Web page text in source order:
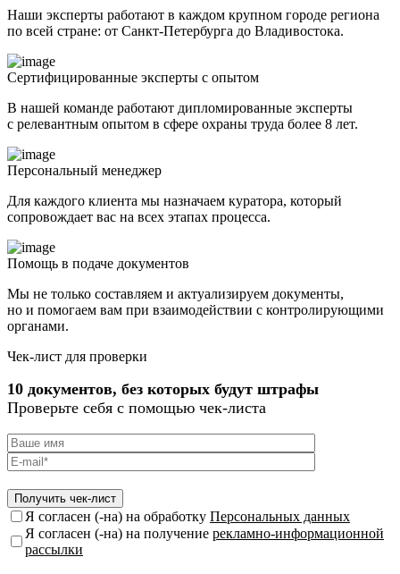
Наши эксперты работают в каждом крупном городе региона
по всей стране: от Санкт-Петербурга до Владивостока.
Сертифицированные эксперты с опытом
В нашей команде работают дипломированные эксперты
с релевантным опытом в сфере охраны труда более 8 лет.
Персональный менеджер
Для каждого клиента мы назначаем куратора, который
сопровождает вас на всех этапах процесса.
Помощь в подаче документов
Мы не только составляем и актуализируем документы,
но и помогаем вам при взаимодействии с контролирующими
органами.
Чек-лист для проверки
10 документов, без которых будут штрафы
Проверьте себя с помощью чек-листа
Я согласен (-на) на обработку Персональных данных
Я согласен (-на) на получение рекламно-информационной
рассылки